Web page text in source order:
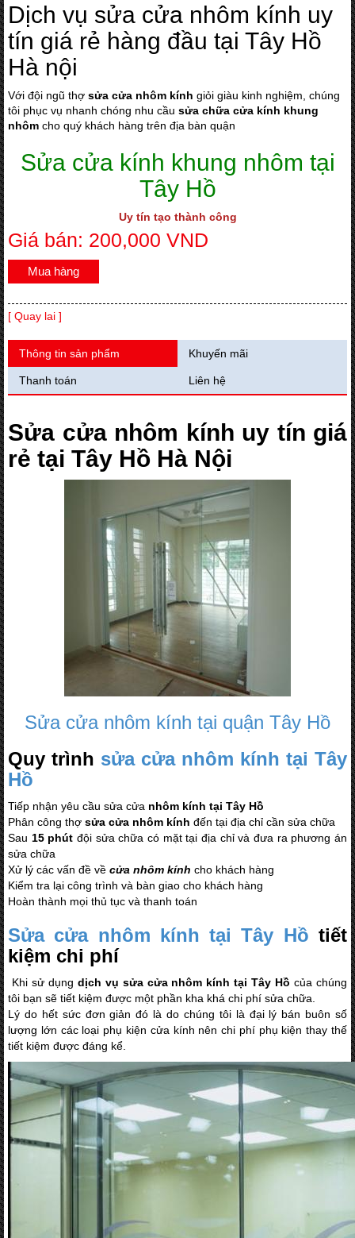
Dịch vụ sửa cửa nhôm kính uy
tín giá rẻ hàng đầu tại Tây Hồ
Hà nội
Với đội ngũ thợ sửa cửa nhôm kính giỏi giàu kinh nghiệm, chúng
tôi phục vụ nhanh chóng nhu cầu sửa chữa cửa kính khung
nhôm cho quý khách hàng trên địa bàn quận
Sửa cửa kính khung nhôm tại
Tây Hồ
Uy tín tạo thành công
Giá bán: 200,000 VND
Mua hàng
[ Quay lai ]
Thông tin sản phẩm Khuyến mãi
Thanh toán Liên hệ
Sửa cửa nhôm kính uy tín giá
rẻ tại Tây Hồ Hà Nội
Sửa cửa nhôm kính tại quận Tây Hồ
Quy trình sửa cửa nhôm kính tại Tây
Hồ
Tiếp nhận yêu cầu sửa cửa nhôm kính tại Tây Hồ
Phân công thợ sửa cửa nhôm kính đến tại địa chỉ cần sửa chữa
Sau 15 phút đội sửa chữa có mặt tại địa chỉ và đưa ra phương án
sửa chữa
Xử lý các vấn đề về cửa nhôm kính cho khách hàng
Kiểm tra lại công trình và bàn giao cho khách hàng
Hoàn thành mọi thủ tục và thanh toán
Sửa cửa nhôm kính tại Tây Hồ tiết
kiệm chi phí
Khi sử dụng dịch vụ sửa cửa nhôm kính tại Tây Hồcủa chúng
tôi bạn sẽ tiết kiệm được một phần kha khá chi phí sửa chữa.
Lý do hết sức đơn giản đó là do chúng tôi là đại lý bán buôn số
lượng lớn các loại phụ kiện cửa kính nên chi phí phụ kiện thay thế
tiết kiệm được đáng kể.